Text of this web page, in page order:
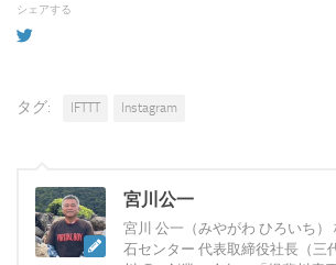
シェアする
タグ: IFTTT Instagram
宮川公一
宮川 公一（みやがわ ひろいち）
石センター 代表取締役社長（三